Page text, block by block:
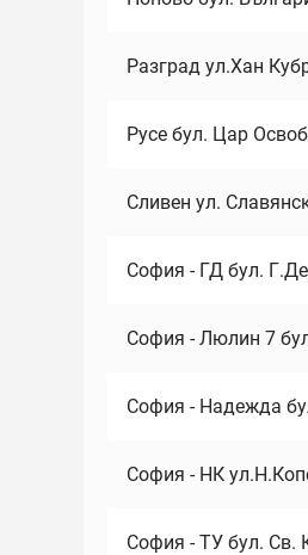
Разград ул.Хан
Русе бул. Цар
Сливен ул.
София - ГД бул.
София - Люлин 7
София - Надежда
София - НК
София - ТУ бул. Св.